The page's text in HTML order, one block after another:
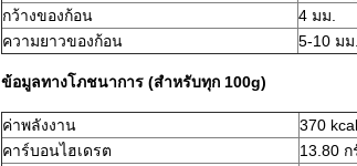
กว้างของก้อน
4 มม.
ความยาวของก้อน
5-10 มม.
ข้อมูลทางโภชนาการ (สําหรับทุก 100g)
ค่าพลังงาน
370
คาร์บอนไฮเดรต
13.80 ก